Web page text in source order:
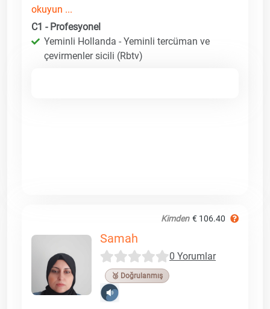
okuyun ...
C1 - Profesyonel
Yeminli Hollanda - Yeminli tercüman ve
çevirmenler sicili (Rbtv)
Kimden € 106.40
Samah
0 Yorumlar
🥉 Doğrulanmış